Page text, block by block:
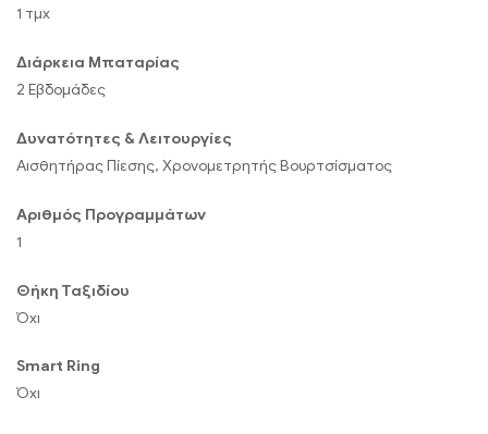
1 τμχ
Διάρκεια Μπαταρίας
2 Εβδομάδες
Δυνατότητες & Λειτουργίες
Αισθητήρας Πίεσης, Χρονομετρητής Βουρτσίσματος
Αριθμός Προγραμμάτων
1
Θήκη Ταξιδίου
Όχι
Smart Ring
Όχι